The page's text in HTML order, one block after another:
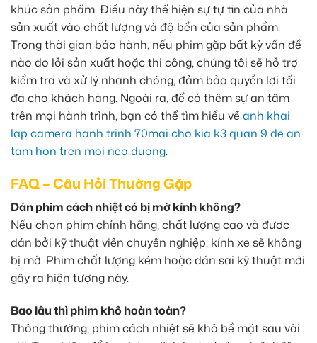
khúc sản phẩm. Điều này thể hiện sự tự tin của nhà
sản xuất vào chất lượng và độ bền của sản phẩm.
Trong thời gian bảo hành, nếu phim gặp bất kỳ vấn đề
nào do lỗi sản xuất hoặc thi công, chúng tôi sẽ hỗ trợ
kiểm tra và xử lý nhanh chóng, đảm bảo quyền lợi tối
đa cho khách hàng. Ngoài ra, để có thêm sự an tâm
trên mọi hành trình, bạn có thể tìm hiểu về anh khai
lap camera hanh trinh 70mai cho kia k3 quan 9 de an
tam hon tren moi neo duong.
FAQ – Câu Hỏi Thường Gặp
Dán phim cách nhiệt có bị mờ kính không?
Nếu chọn phim chính hãng, chất lượng cao và được
dán bởi kỹ thuật viên chuyên nghiệp, kính xe sẽ không
bị mờ. Phim chất lượng kém hoặc dán sai kỹ thuật mới
gây ra hiện tượng này.
Bao lâu thì phim khô hoàn toàn?
Thông thường, phim cách nhiệt sẽ khô bề mặt sau vài